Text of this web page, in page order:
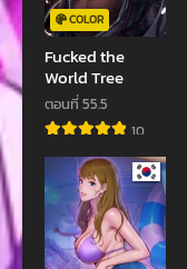
ตอนที่ 111
ตุลาคม 1, 2023
ตอนที่ 109
กันยายน 13, 2023
ตอนที่ 107
สิงหาคม 24, 2023
ตอนที่ 105
สิงหาคม 13, 2023
COLOR
Fucked the
World Tree
ตอนที่ 55.5
10